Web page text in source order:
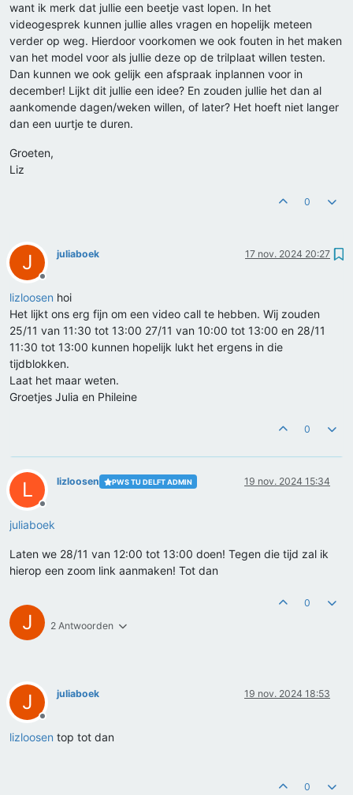
want ik merk dat jullie een beetje vast lopen. In het
videogesprek kunnen jullie alles vragen en hopelijk meteen
verder op weg. Hierdoor voorkomen we ook fouten in het maken
van het model voor als jullie deze op de trilplaat willen testen.
Dan kunnen we ook gelijk een afspraak inplannen voor in
december! Lijkt dit jullie een idee? En zouden jullie het dan al
aankomende dagen/weken willen, of later? Het hoeft niet langer
dan een uurtje te duren.
Groeten,
Liz
0
J
Offline
juliaboek 17 nov. 2024 20:27
lizloosen hoi
Het lijkt ons erg fijn om een video call te hebben. Wij zouden
25/11 van 11:30 tot 13:00 27/11 van 10:00 tot 13:00 en 28/11
11:30 tot 13:00 kunnen hopelijk lukt het ergens in die
tijdblokken.
Laat het maar weten.
Groetjes Julia en Phileine
0
L
Offline
lizloosen PWS TU DELFT ADMIN 19 nov. 2024 15:34
juliaboek
Laten we 28/11 van 12:00 tot 13:00 doen! Tegen die tijd zal ik
hierop een zoom link aanmaken! Tot dan
J 2 Antwoorden
0
J
Offline
juliaboek 19 nov. 2024 18:53
lizloosen top tot dan
0